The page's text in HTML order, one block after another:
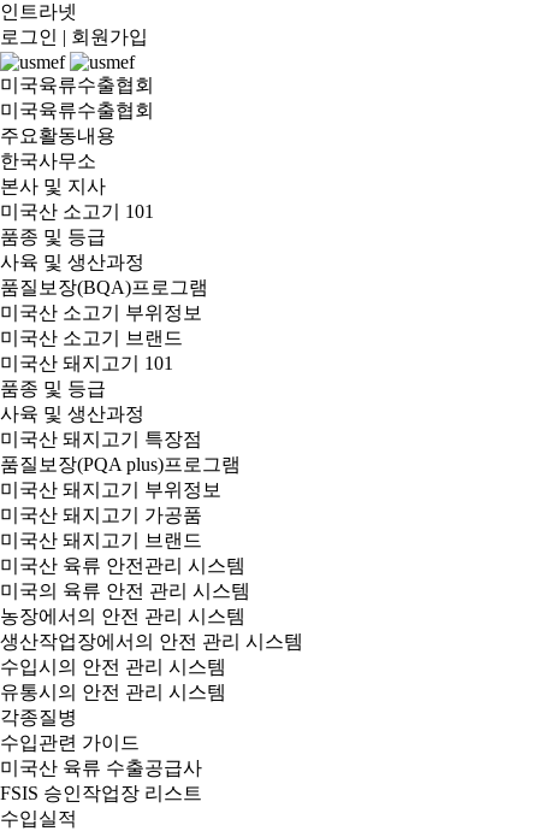
인트라넷
로그인 | 회원가입
미국육류수출협회
미국육류수출협회
주요활동내용
한국사무소
본사 및 지사
미국산 소고기 101
품종 및 등급
사육 및 생산과정
품질보장(BQA)프로그램
미국산 소고기 부위정보
미국산 소고기 브랜드
미국산 돼지고기 101
품종 및 등급
사육 및 생산과정
미국산 돼지고기 특장점
품질보장(PQA plus)프로그램
미국산 돼지고기 부위정보
미국산 돼지고기 가공품
미국산 돼지고기 브랜드
미국산 육류 안전관리 시스템
미국의 육류 안전 관리 시스템
농장에서의 안전 관리 시스템
생산작업장에서의 안전 관리 시스템
수입시의 안전 관리 시스템
유통시의 안전 관리 시스템
각종질병
수입관련 가이드
미국산 육류 수출공급사
FSIS 승인작업장 리스트
수입실적